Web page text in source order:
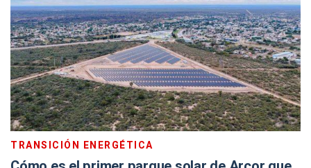
TRANSICIÓN ENERGÉTICA